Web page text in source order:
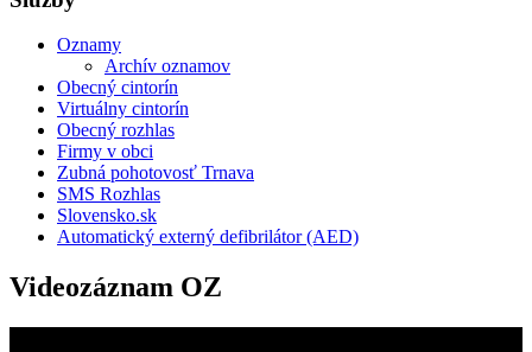
Oznamy
Archív oznamov
Obecný cintorín
Virtuálny cintorín
Obecný rozhlas
Firmy v obci
Zubná pohotovosť Trnava
SMS Rozhlas
Slovensko.sk
Automatický externý defibrilátor (AED)
Videozáznam OZ